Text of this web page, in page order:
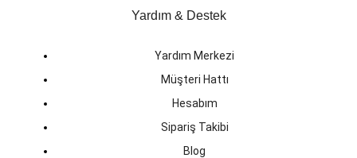
Yardım & Destek
Yardım Merkezi
Müşteri Hattı
Hesabım
Sipariş Takibi
Blog